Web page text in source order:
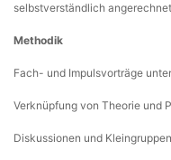
selbstverständlich
Methodik
Fach- und Impulsvorträge
Verknüpfung von Theorie und
Diskussionen und